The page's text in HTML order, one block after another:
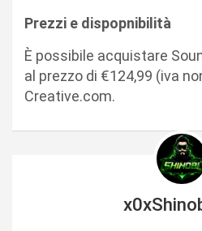
Prezzi e dispopnibilità
È possibile acquistare
al prezzo di €124,99 (iva
Creative.com.